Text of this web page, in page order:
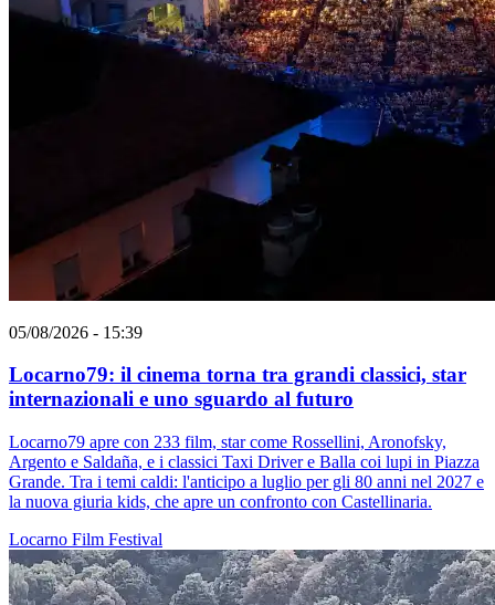
05/08/2026 - 15:39
Locarno79: il cinema torna tra grandi classici, star
internazionali e uno sguardo al futuro
Locarno79 apre con 233 film, star come Rossellini, Aronofsky,
Argento e Saldaña, e i classici Taxi Driver e Balla coi lupi in Piazza
Grande. Tra i temi caldi: l'anticipo a luglio per gli 80 anni nel 2027 e
la nuova giuria kids, che apre un confronto con Castellinaria.
Locarno Film Festival